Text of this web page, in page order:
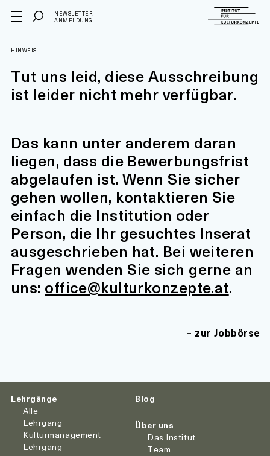
NEWSLETTER
ANMELDUNG
HINWEIS
Tut uns leid, diese Ausschreibung
ist leider nicht mehr verfügbar.
Das kann unter anderem daran
liegen, dass die Bewerbungsfrist
abgelaufen ist. Wenn Sie sicher
gehen wollen, kontaktieren Sie
einfach die Institution oder
Person, die Ihr gesuchtes Inserat
ausgeschrieben hat. Bei weiteren
Fragen wenden Sie sich gerne an
uns: office@kulturkonzepte.at.
zur Jobbörse
Lehrgänge
Alle
Lehrgang
Kulturmanagement
Lehrgang
Blog
Über uns
Das Institut
Team